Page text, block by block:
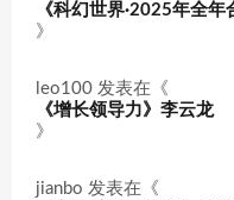
《科幻世界·2025年全年
》
leo100 发表在《
《增长领导力》李云龙
》
jianbo 发表在《